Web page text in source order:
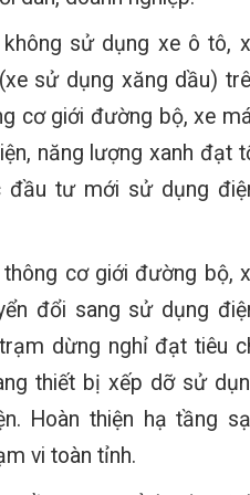
sử dụng xe ô tô,
sử dụng xăng dầu)
cơ giới đường bộ, xe
năng lượng xanh đạt
đầu tư mới sử dụng
cơ giới đường bộ,
đổi sang sử dụng
dừng nghỉ đạt tiêu
thiết bị xếp dỡ sử
Hoàn thiện hạ tầng
vi toàn tỉnh.